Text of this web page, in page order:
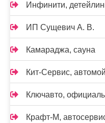
Инфинити,
ИП Сущевич А. В.
Камараджа, сауна
Кит-Сервис,
Ключавто,
Крафт-М,